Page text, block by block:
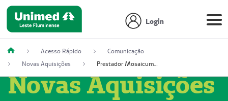
Login
Acesso Rápido
Comunicação
Novas Aquisições
Prestador Mosaicum Espaço Clínico Ltda (51004352-0)
Novas Aquisições